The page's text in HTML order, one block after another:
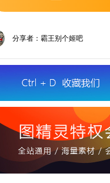
分享者：霸王别个姬吧